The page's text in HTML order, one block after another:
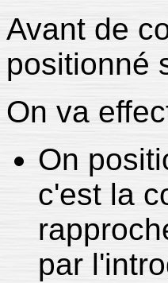
Avant de
positionné
On va
On
c'est la
par